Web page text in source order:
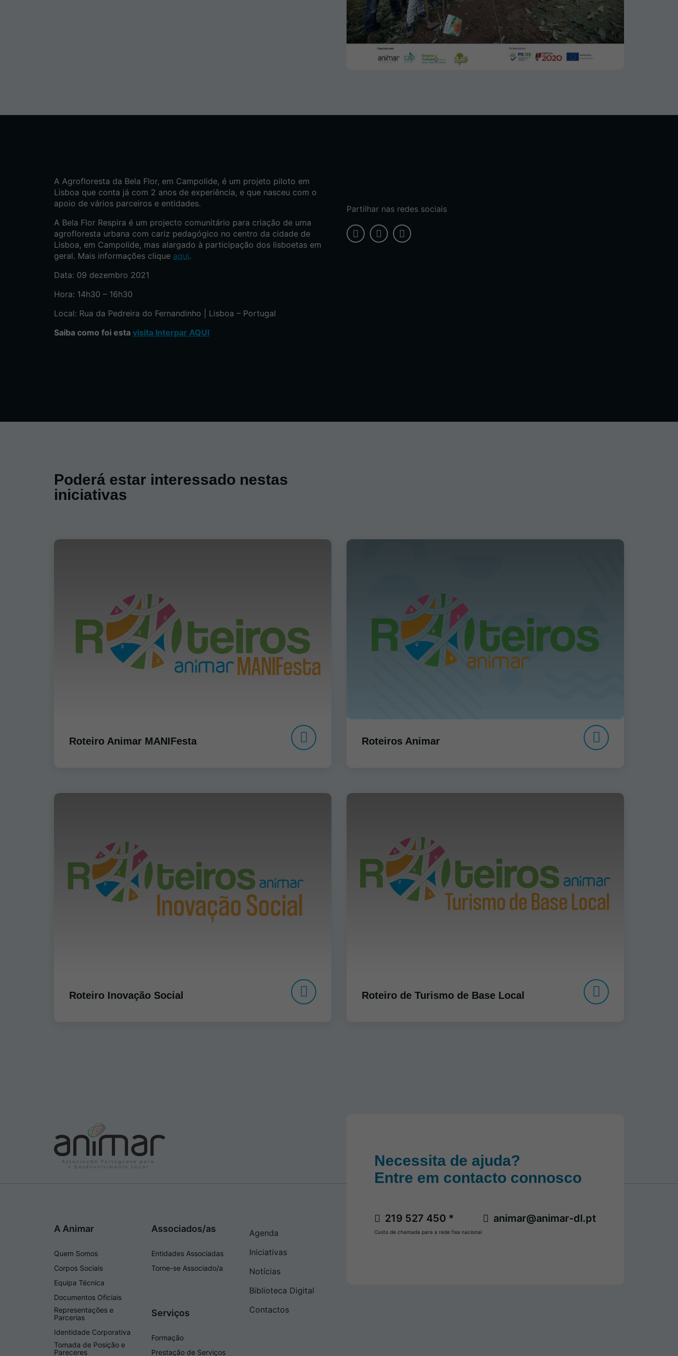
A Agrofloresta da Bela Flor, em Campolide, é um projeto piloto em
Lisboa que conta já com 2 anos de experiência, e que nasceu com o
apoio de vários parceiros e entidades.
A Bela Flor Respira é um projecto comunitário para criação de uma
agrofloresta urbana com cariz pedagógico no centro da cidade de
Lisboa, em Campolide, mas alargado à participação dos lisboetas em
geral. Mais informações clique aqui.
Data: 09 dezembro 2021
Hora: 14h30 – 16h30
Local: Rua da Pedreira do Fernandinho | Lisboa – Portugal
Saiba como foi esta visita Interpar AQUI
Partilhar nas redes sociais
Poderá estar interessado nestas
iniciativas
Roteiro Animar MANIFesta Roteiros Animar
Roteiro Inovação Social Roteiro de Turismo de Base Local
A Animar
Quem Somos
Corpos Sociais
Equipa Técnica
Documentos Oficiais
Representações e
Parcerias
Identidade Corporativa
Tomada de Posição e
Pareceres
Associados/as
Entidades Associadas
Torne-se Associado/a
Serviços
Formação
Prestação de Serviços
Agenda
Iniciativas
Notícias
Biblioteca Digital
Contactos
Necessita de ajuda?
Entre em contacto connosco
219 527 450 * animar@animar-dl.pt
Custo de chamada para a rede fixa nacional